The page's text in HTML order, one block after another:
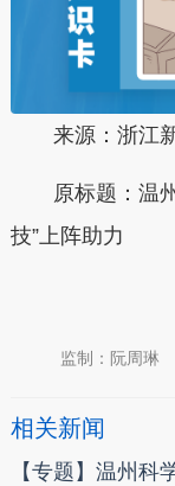
来源：浙江新
原标题：温州
技”上阵助力
监制：阮周琳
相关新闻
【专题】温州科